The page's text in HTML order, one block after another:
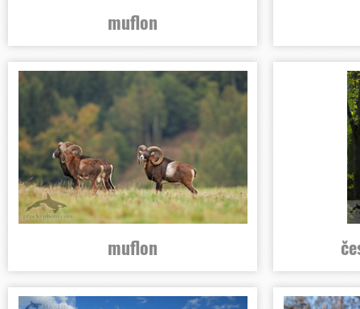
muflon
muflon